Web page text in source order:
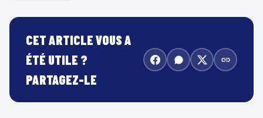
CET ARTICLE VOUS A
ÉTÉ UTILE ?
PARTAGEZ-LE